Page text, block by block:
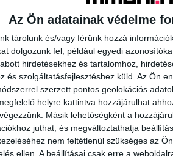
Az Ön adatainak védelme
tárolunk és/vagy férünk hozzá
dolgozunk fel, például egyedi
hirdetésekhez és tartalomhoz,
és szolgáltatásfejlesztéshez küld. Az Ön
szerzett pontos geolokációs
helyre kattintva hozzájárulhat
Másik lehetőségként a
juthat, és megváltoztathatja
nem feltétlenül szükséges az
ellen. A beállításai csak erre a
ára: